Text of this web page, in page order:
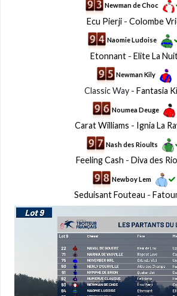
Newman de Choc
Ecu Pierji - Colombe
Naomie Ludoise
Etonnant- Elite La
Newman Kily
Classic Way - Fantasia
Noumea Deuge
Carat Williams - Ignia La
Nash des Rioults
Feeling Cash - Diva des
Newboy Lem
Seduisant Fouteau -